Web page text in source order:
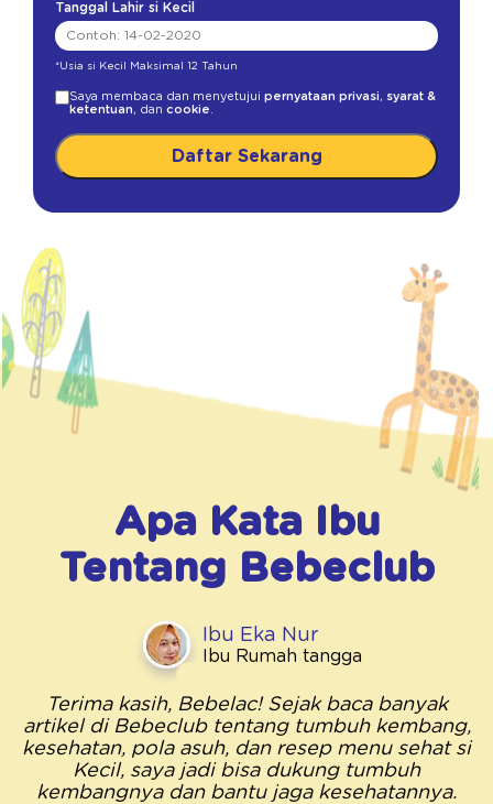
Tanggal Lahir si Kecil
*Usia si Kecil Maksimal 12 Tahun
Saya membaca dan menyetujui pernyataan privasi, syarat &
ketentuan, dan cookie.
Daftar Sekarang
Apa Kata Ibu
Tentang Bebeclub
Ibu Eka Nur
Ibu Rumah tangga
Terima kasih, Bebelac! Sejak baca banyak
artikel di Bebeclub tentang tumbuh kembang,
kesehatan, pola asuh, dan resep menu sehat si
Kecil, saya jadi bisa dukung tumbuh
kembangnya dan bantu jaga kesehatannya.